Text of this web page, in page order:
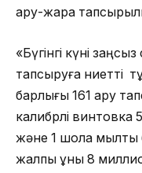
қару-жарақ
«Бүгінгі күні
тапсыруға ниетті
барлығы 161 қару
калибрлі винтовка
және 1 шолақ
жалпы құны 8